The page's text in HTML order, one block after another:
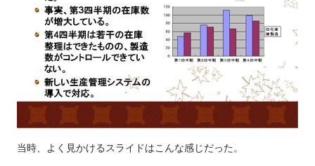
当時、よく見かけるスライドはこんな感じだった。